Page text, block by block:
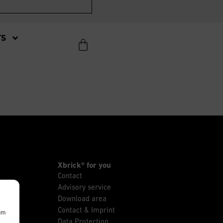
Xbrick® for you
Contact
Advisory service
Download area
Contact & Imprint